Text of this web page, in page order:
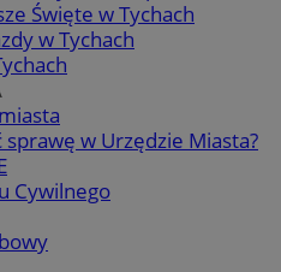
Święte w Tychach
w Tychach
sprawę w Urzędzie Miasta?
Cywilnego